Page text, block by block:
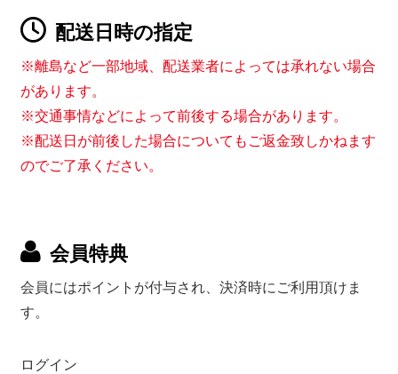
配送日時の指定
※離島など一部地域、配送業者によっては承れない場合
があります。
※交通事情などによって前後する場合があります。
※配送日が前後した場合についてもご返金致しかねます
のでご了承ください。
会員特典
会員にはポイントが付与され、決済時にご利用頂けま
す。
ログイン